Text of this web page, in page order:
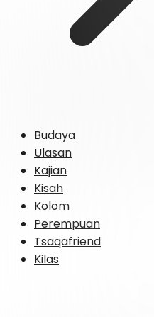
Budaya
Ulasan
Kajian
Kisah
Kolom
Perempuan
Tsaqafriend
Kilas